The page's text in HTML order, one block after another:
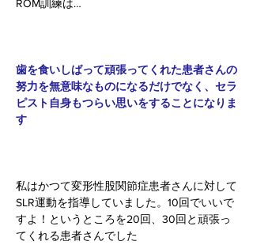
ROM訓練は…
歯を食いしばって頑張ってくれた患者さんの
努力を無意味なものになるだけでなく、セラ
ピスト自身もつらい思いをすることになりま
す
私はかつて変形性股関節症患者さんに対して
SLR運動を指導していました。10回でいいで
すよ！というところを20回、30回と頑張っ
てくれる患者さんでした